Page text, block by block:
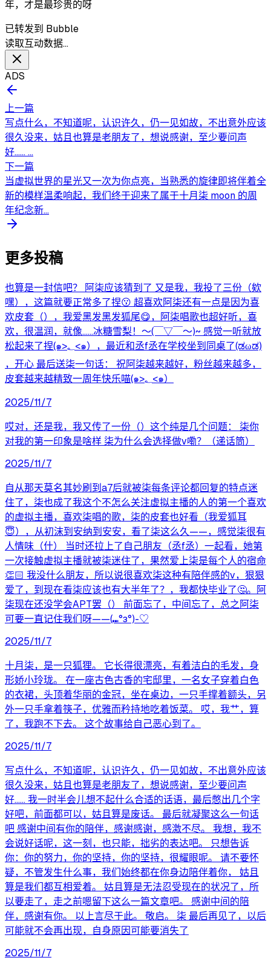
年，才是最珍贵的呀
已转发到 Bubble
读取互动数据…
ADS
上一篇
写点什么，不知道呢，认识许久，仍一见如故，不出意外应该
很久没来，姑且也算是老朋友了，想说感谢，至少要问声
好...... ...
下一篇
当虚拟世界的星光又一次为你点亮，当熟悉的旋律即将伴着全
新的模样温柔响起，我们终于迎来了属于十月柒 moon 的周
年纪念新...
更多投稿
也算是一封信吧？ 阿柒应该猜到了 又是我，我投了三份（欸
嘿），这篇就要正常多了捏😗 超喜欢阿柒还有一点是因为喜
欢皮套（），我爱黑发黑发狐尾😋，阿柒唱歌也超好听，喜
欢，很温润，就像……冰糖雪梨！～(￣▽￣～)~ 感觉一听就放
松起来了捏(๑>؂<๑），最近和丞f丞在学校坐到同桌了(ಡωಡ)
，开心 最后送柒一句话： 祝阿柒越来越好，粉丝越来越多，
皮套越来越精致一周年快乐喵(๑>؂<๑）
2025/11/7
哎对，还是我，我又传了一份（）这个纯是几个问题： 柒你
对我的第一印象是啥样 柒为什么会选择做v嘞？（递话筒）
2025/11/7
自从那天莫名其妙刷到a7后就被柒每条评论都回复的特点迷
住了，柒也成了我这个不怎么关注虚拟主播的人的第一个喜欢
的虚拟主播，喜欢柒唱的歌，柒的皮套也好看（我爱狐耳
😇），从初沫到安纳到安安，看了柒这么久——，感觉柒很有
人情味（什） 当时还拉上了自己朋友（丞f丞）一起看，她第
一次接触虚拟主播就被柒迷住了，果然爱上柒是每个人的宿命
👏🏻 我没什么朋友，所以说很喜欢柒这种有陪伴感的v，狠狠
爱了，到现在看柒应该也有大半年了？，我都快毕业了🤔。阿
柒现在还没学会APT罢（） 前面忘了，中间忘了，总之阿柒
可要一直记住我们呀——(⑉°з°)-♡
2025/11/7
十月柒，是一只狐狸。 它长得很漂亮，有着洁白的毛发，身
形娇小玲珑。 在一座古色古香的宅邸里，一名女子穿着白色
的衣裙，头顶着华丽的金冠，坐在桌边，一只手撑着额头，另
外一只手拿着筷子，优雅而矜持地吃着饭菜。 哎，我艹，算
了，我跑不下去。 这个故事给自己恶心到了。
2025/11/7
写点什么，不知道呢，认识许久，仍一见如故，不出意外应该
很久没来，姑且也算是老朋友了，想说感谢，至少要问声
好...... 我一时半会儿想不起什么合适的话语，最后憋出几个字
好吧，前面都可以，姑且算是废话。 最后就凝聚这么一句话
吧 感谢中间有你的陪伴，感谢感谢，感激不尽。 我想，我不
会说好话呢，这一刻，也只能，拙劣的表达吧。 只想告诉
你：你的努力，你的坚持，你的坚持，很耀眼呢。 请不要怀
疑，不管发生什么事，我们始终都在你身边陪伴着你， 姑且
算是我们都互相爱着。 姑且算是无法忍受现在的状况了，所
以要走了，走之前嗯留下这么一篇文章吧。 感谢中间的陪
伴，感谢有你。 以上言尽于此。 敬启。 柒 最后再见了，以后
可能就不会再出现，自身原因可能要消失了
2025/11/7